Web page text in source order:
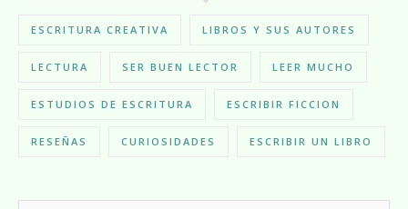
ESCRITURA CREATIVA LIBROS Y SUS AUTORES
LECTURA SER BUEN LECTOR LEER MUCHO
ESTUDIOS DE ESCRITURA ESCRIBIR FICCION
RESEÑAS CURIOSIDADES ESCRIBIR UN LIBRO